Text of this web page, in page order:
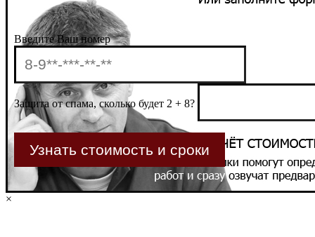
Введите Ваш номер
Защита от спама, сколько будет 2 + 8?
×